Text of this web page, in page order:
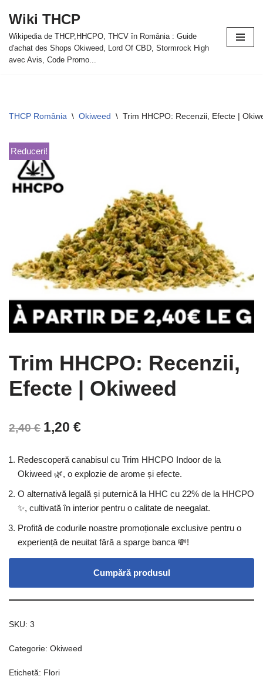
Sari
la
conținut
Wiki THCP
Wikipedia de THCP,HHCPO, THCV în România : Guide
d'achat des Shops Okiweed, Lord Of CBD, Stormrock High
avec Avis, Code Promo...
THCP România \ Okiweed \ Trim HHCPO: Recenzii, Efecte |
Reduceri!
Trim HHCPO: Recenzii,
Efecte | Okiweed
2,40€ 1,20 €
Redescoperă canabisul cu Trim HHCPO Indoor de la
Okiweed 🌿, o explozie de arome și efecte.
O alternativă legală și puternică la HHC cu 22% de la HHCPO
✨, cultivată în interior pentru o calitate de neegalat.
Profită de codurile noastre promoționale exclusive pentru o
experiență de neuitat fără a sparge banca 💸!
Cumpără produsul
SKU: 3
Categorie: Okiweed
Etichetă: Flori